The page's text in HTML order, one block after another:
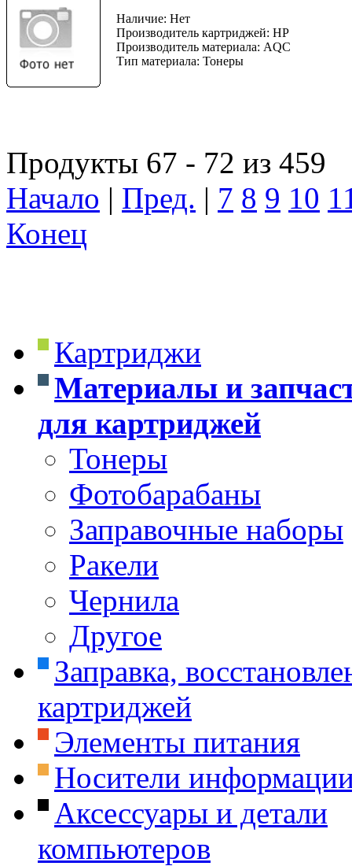
Наличие: Нет
Производитель картриджей: HP
Производитель материала: AQC
Тип материала: Тонеры
Продукты 67 - 72 из 459
Начало | Пред. | 7 8 9 10
Конец
Картриджи
Материалы и
для картриджей
Тонеры
Фотобарабаны
Заправочные наборы
Ракели
Чернила
Другое
Заправка,
картриджей
Элементы питания
Носители
Аксессуары и детали
компьютеров